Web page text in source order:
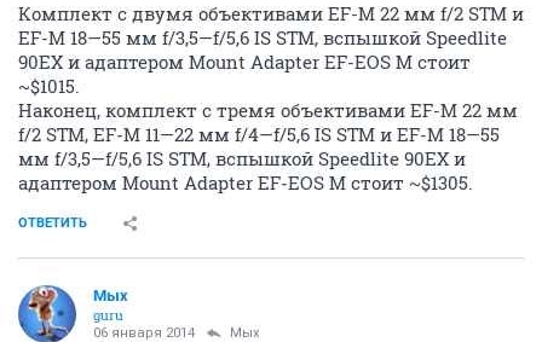
Комплект с двумя объективами EF-M 22 мм f/2 STM и
EF-M 18—55 мм f/3,5—f/5,6 IS STM, вспышкой Speedlite
90EX и адаптером Mount Adapter EF-EOS M стоит
~$1015.
Наконец, комплект с тремя объективами EF-M 22 мм
f/2 STM, EF-M 11—22 мм f/4—f/5,6 IS STM и EF-M 18—55
мм f/3,5—f/5,6 IS STM, вспышкой Speedlite 90EX и
адаптером Mount Adapter EF-EOS M стоит ~$1305.
ОТВЕТИТЬ
Мых
guru
06 января 2014 Мых